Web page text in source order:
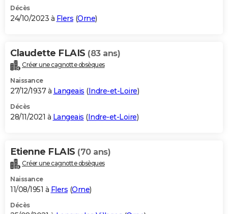
Décès
24/10/2023 à Flers (Orne)
Claudette FLAIS (83 ans)
Créer une cagnotte obsèques
Naissance
27/12/1937 à Langeais (Indre-et-Loire)
Décès
28/11/2021 à Langeais (Indre-et-Loire)
Etienne FLAIS (70 ans)
Créer une cagnotte obsèques
Naissance
11/08/1951 à Flers (Orne)
Décès